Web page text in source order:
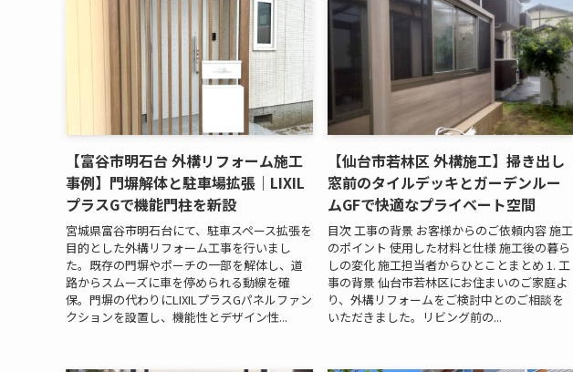
【富谷市明石台 外構リフォーム施工
事例】門塀解体と駐車場拡張｜LIXIL
プラスGで機能門柱を新設
宮城県富谷市明石台にて、駐車スペース拡張を
目的とした外構リフォーム工事を行いまし
た。既存の門塀やポーチの一部を解体し、道
路からスムーズに車を停められる動線を確
保。門塀の代わりにLIXILプラスGパネルファン
クションを設置し、機能性とデザイン性...
【仙台市若林区 外構施工】掃き出し
窓前のタイルデッキとガーデンルー
ムGFで快適なプライベート空間
目次 工事の背景 お客様からのご依頼内容 施工
のポイント 使用した材料と仕様 施工後の暮ら
しの変化 施工担当者からひとことまとめ 1. 工
事の背景 仙台市若林区にお住まいのご家庭よ
り、外構リフォームをご検討中とのご相談を
いただきました。リビング前の...